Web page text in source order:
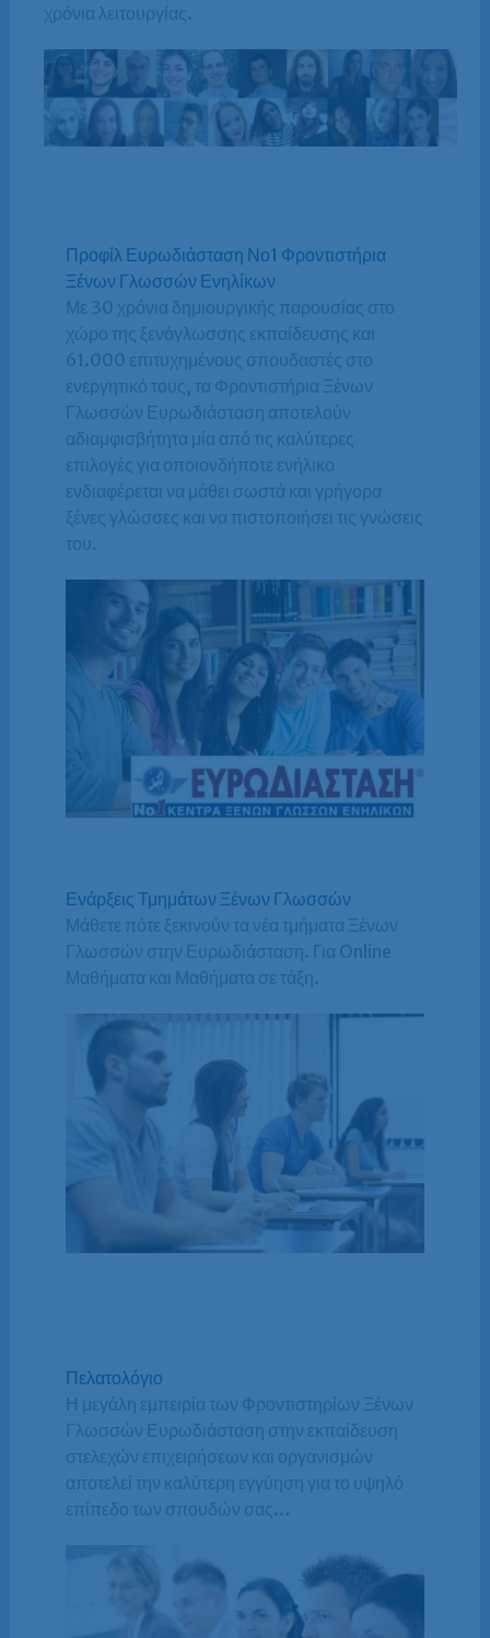
χρόνια λειτουργίας.
Προφίλ Ευρωδιάσταση Νο1 Φροντιστήρια
Ξένων Γλωσσών Ενηλίκων
Με 30 χρόνια δημιουργικής παρουσίας στο
χώρο της ξενόγλωσσης εκπαίδευσης και
61.000 επιτυχημένους σπουδαστές στο
ενεργητικό τους, τα Φροντιστήρια Ξένων
Γλωσσών Ευρωδιάσταση αποτελούν
αδιαμφισβήτητα μία από τις καλύτερες
επιλογές για οποιονδήποτε ενήλικο
ενδιαφέρεται να μάθει σωστά και γρήγορα
ξένες γλώσσες και να πιστοποιήσει τις γνώσεις
του.
Ενάρξεις Τμημάτων Ξένων Γλωσσών
Μάθετε πότε ξεκινούν τα νέα τμήματα Ξένων
Γλωσσών στην Ευρωδιάσταση. Για Online
Μαθήματα και Μαθήματα σε τάξη.
Πελατολόγιο
Η μεγάλη εμπειρία των Φροντιστηρίων Ξένων
Γλωσσών Ευρωδιάσταση στην εκπαίδευση
στελεχών επιχειρήσεων και οργανισμών
αποτελεί την καλύτερη εγγύηση για το υψηλό
επίπεδο των σπουδών σας…